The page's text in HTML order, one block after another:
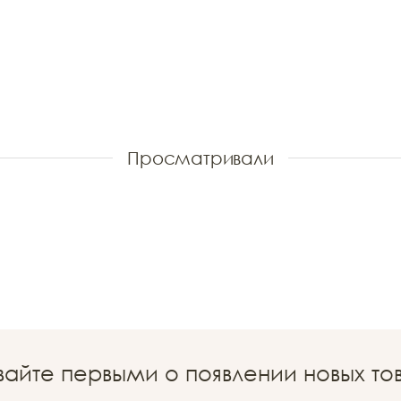
Просматривали
первыми о появлении новых